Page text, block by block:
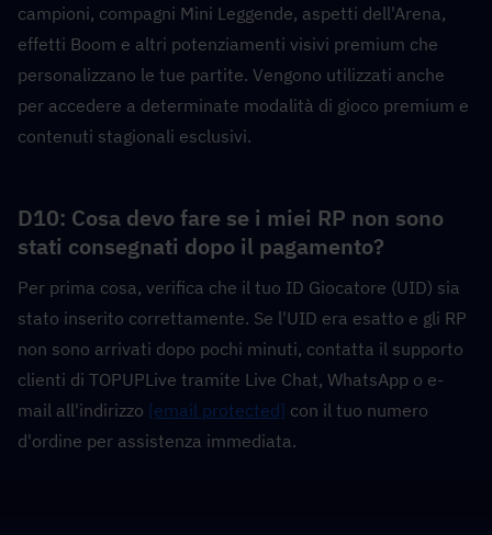
campioni, compagni Mini Leggende, aspetti dell'Arena,
effetti Boom e altri potenziamenti visivi premium che
personalizzano le tue partite. Vengono utilizzati anche
per accedere a determinate modalità di gioco premium e
contenuti stagionali esclusivi.
D10: Cosa devo fare se i miei RP non sono
stati consegnati dopo il pagamento?
Per prima cosa, verifica che il tuo ID Giocatore (UID) sia
stato inserito correttamente. Se l'UID era esatto e gli RP
non sono arrivati dopo pochi minuti, contatta il supporto
clienti di TOPUPLive tramite Live Chat, WhatsApp o e-
mail all'indirizzo [email protected] con il tuo numero
d'ordine per assistenza immediata.